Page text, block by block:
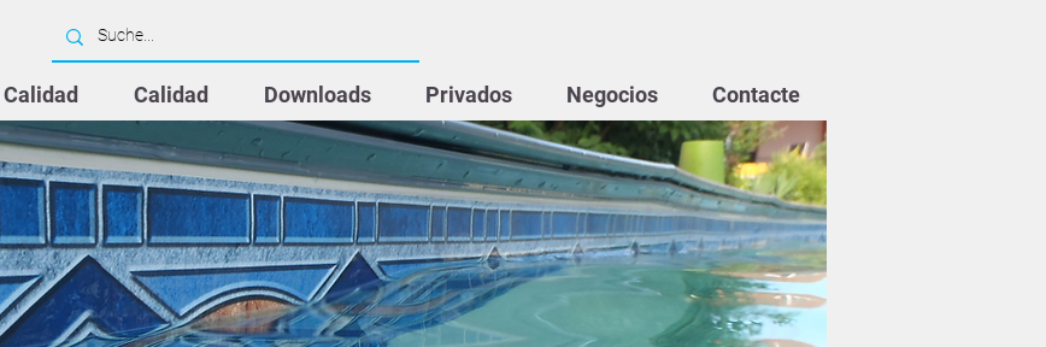
Calidad Calidad Downloads Privados Negocios Contacte